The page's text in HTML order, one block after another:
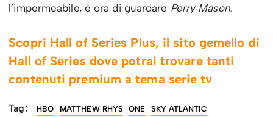
l’impermeabile, è ora di guardare Perry Mason.
Scopri Hall of Series Plus, il sito gemello di
Hall of Series dove potrai trovare tanti
contenuti premium a tema serie tv
Tag: HBO MATTHEW RHYS ONE SKY ATLANTIC